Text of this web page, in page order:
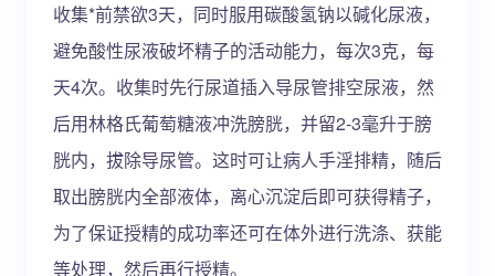
收集*前禁欲3天，同时服用碳酸氢钠以碱化尿液，
避免酸性尿液破坏精子的活动能力，每次3克，每
天4次。收集时先行尿道插入导尿管排空尿液，然
后用林格氏葡萄糖液冲洗膀胱，并留2-3毫升于膀
胱内，拔除导尿管。这时可让病人手淫排精，随后
取出膀胱内全部液体，离心沉淀后即可获得精子，
为了保证授精的成功率还可在体外进行洗涤、获能
等处理，然后再行授精。